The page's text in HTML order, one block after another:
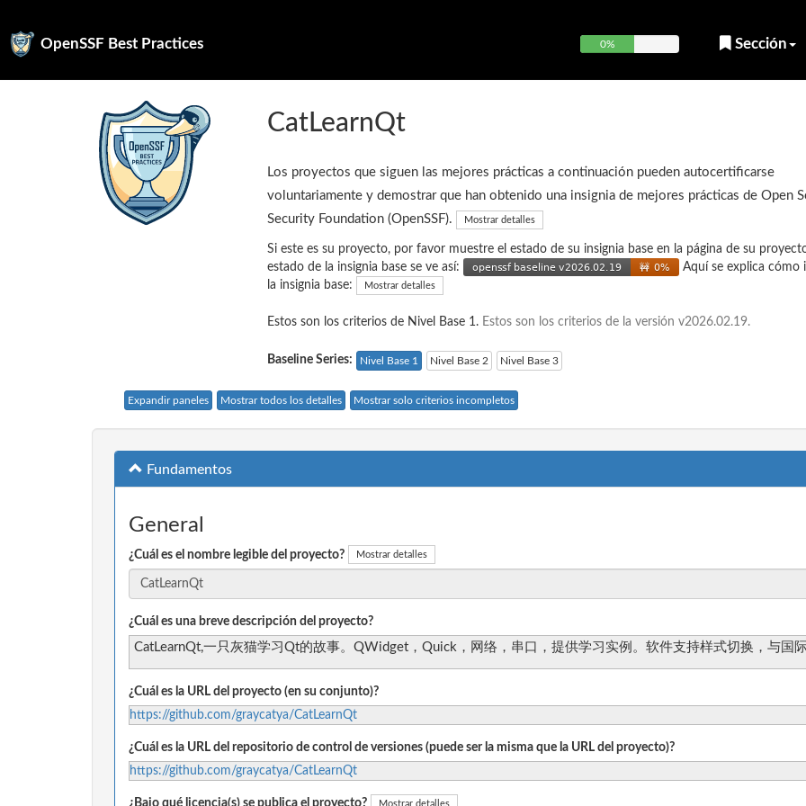
OpenSSF Best Practices 0% Sección
CatLearnQt
Los proyectos que siguen las mejores prácticas a continuación pueden autocertificarse
voluntariamente y demostrar que han obtenido una insignia de mejores prácticas de Open
Security Foundation (OpenSSF).
Mostrar detalles
Si este es su proyecto, por favor muestre el estado de su insignia base en la página de su
estado de la insignia base se ve así:
Aquí se explica cómo
la insignia base:
Mostrar detalles
Estos son los criterios de Nivel Base 1. Estos son los criterios de la versión v2026.02.19.
Baseline Series: Nivel Base 1 Nivel Base 2 Nivel Base 3
Expandir paneles Mostrar todos los detalles Mostrar solo criterios incompletos
Fundamentos
General
¿Cuál es el nombre legible del proyecto? Mostrar detalles
¿Cuál es una breve descripción del proyecto?
CatLearnQt,一只灰猫学习Qt的故事。QWidget，Quick，网络，串口，提供学习实例。软件支持样式切换，与国
¿Cuál es la URL del proyecto (en su conjunto)?
https://github.com/graycatya/CatLearnQt
¿Cuál es la URL del repositorio de control de versiones (puede ser la misma que la URL del proyecto)?
https://github.com/graycatya/CatLearnQt
¿Bajo qué licencia(s) se publica el proyecto? Mostrar detalles